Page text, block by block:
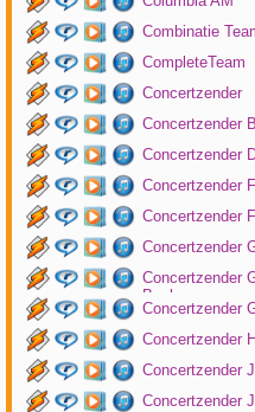
Combinatie
CompleteTeam
Concertzender
Concertzender
Concertzender
Concertzender
Concertzender
Concertzender
Concertzender
Bach
Concertzender
Concertzender
Concertzender
Concertzender